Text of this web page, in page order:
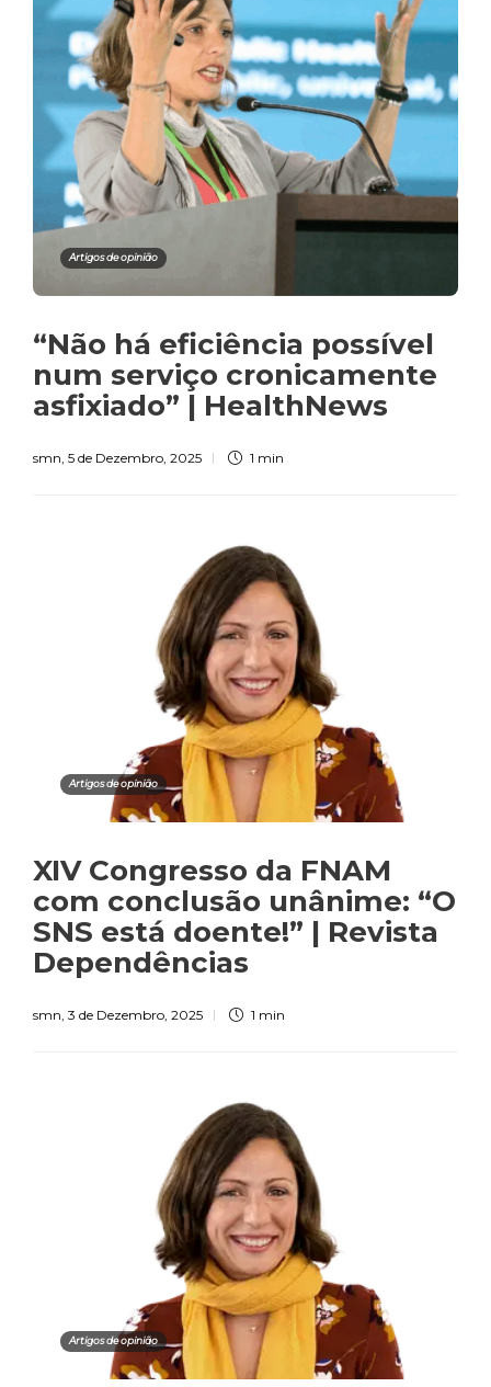
Artigos de opinião
“Não há eficiência possível
num serviço cronicamente
asfixiado” | HealthNews
smn, 5 de Dezembro, 2025 1 min
Artigos de opinião
XIV Congresso da FNAM
com conclusão unânime: “O
SNS está doente!” | Revista
Dependências
smn, 3 de Dezembro, 2025 1 min
Artigos de opinião